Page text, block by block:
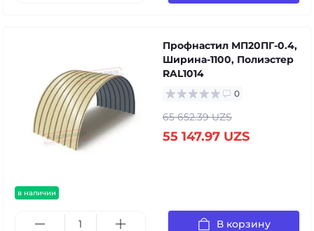
в наличии
Профнастил МП20ПГ-0.4,
Ширина-1100, Полиэстер
RAL1014
0
65 652.39 UZS
55 147.97 UZS
В корзину